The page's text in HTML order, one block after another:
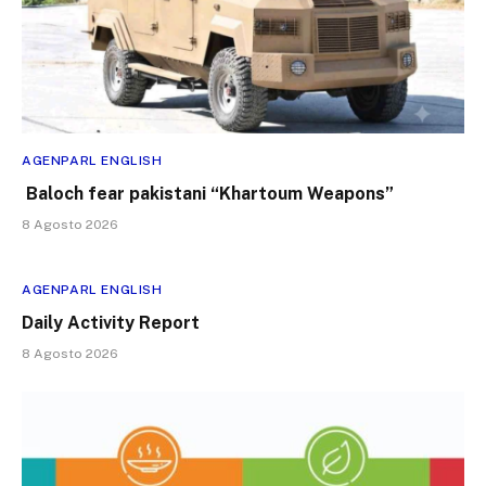
AGENPARL ENGLISH
Baloch fear pakistani “Khartoum Weapons”
8 Agosto 2026
AGENPARL ENGLISH
Daily Activity Report
8 Agosto 2026